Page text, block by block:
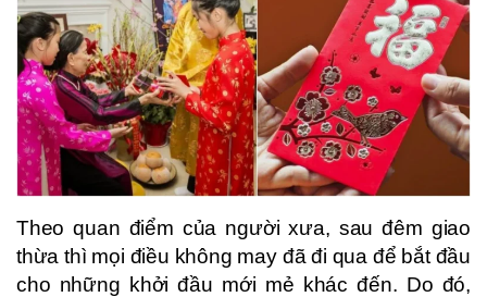
Theo quan điểm của người xưa, sau đêm giao
thừa thì mọi điều không may đã đi qua để bắt đầu
cho những khởi đầu mới mẻ khác đến. Do đó,